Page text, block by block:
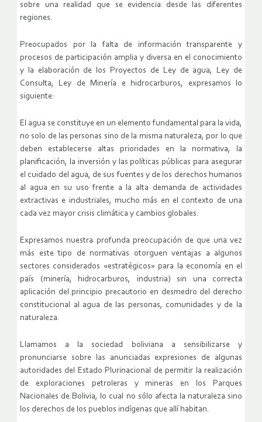
sobre una realidad que se evidencia desde las diferentes
regiones.
Preocupados por la falta de información transparente y
procesos de participación amplia y diversa en el conocimiento
y la elaboración de los Proyectos de Ley de agua, Ley de
Consulta, Ley de Minería e hidrocarburos, expresamos lo
siguiente:
El agua se constituye en un elemento fundamental para la vida,
no solo de las personas sino de la misma naturaleza, por lo que
deben establecerse altas prioridades en la normativa, la
planificación, la inversión y las políticas públicas para asegurar
el cuidado del agua, de sus fuentes y de los derechos humanos
al agua en su uso frente a la alta demanda de actividades
extractivas e industriales, mucho más en el contexto de una
cada vez mayor crisis climática y cambios globales.
Expresamos nuestra profunda preocupación de que una vez
más este tipo de normativas otorguen ventajas a algunos
sectores considerados «estratégicos» para la economía en el
país (minería, hidrocarburos, industria) sin una correcta
aplicación del principio precautorio en desmedro del derecho
constitucional al agua de las personas, comunidades y de la
naturaleza.
Llamamos a la sociedad boliviana a sensibilizarse y
pronunciarse sobre las anunciadas expresiones de algunas
autoridades del Estado Plurinacional de permitir la realización
de exploraciones petroleras y mineras en los Parques
Nacionales de Bolivia, lo cual no sólo afecta la naturaleza sino
los derechos de los pueblos indígenas que allí habitan.